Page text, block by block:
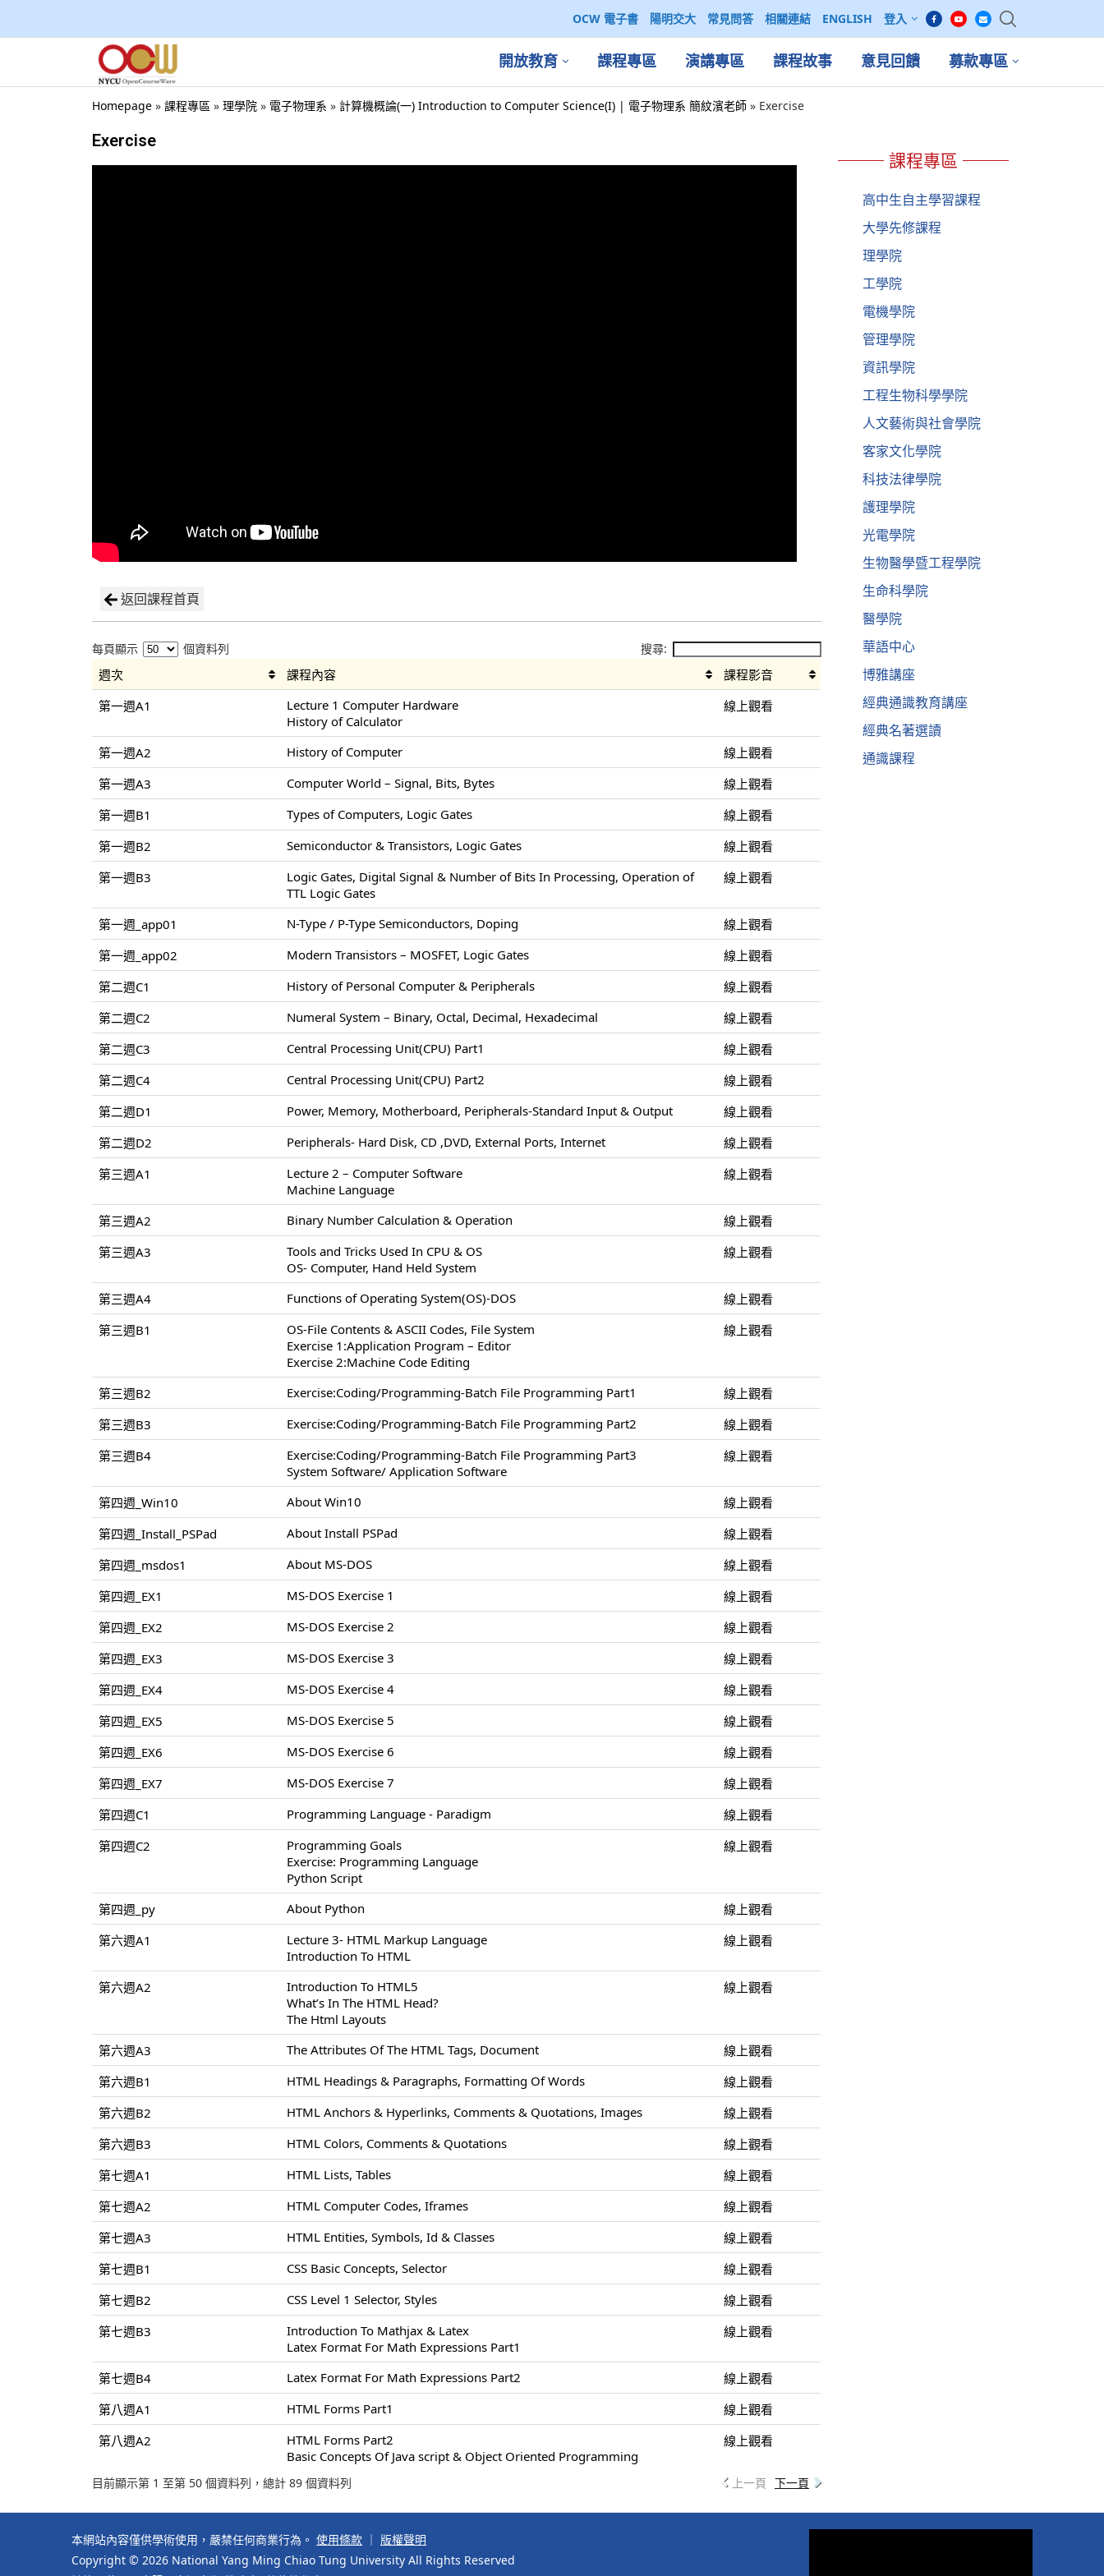
OCW 電子書 陽明交大 常見問答 相關連結 ENGLISH 登入
開放教育 課程專區 演講專區 課程故事 意見回饋 募款專區
Homepage » 課程專區 » 理學院 » 電子物理系 » 計算機概論(一) Introduction to Computer Science(I) | 電子物理系 簡紋濱老師 » Exercise
Exercise
返回課程首頁
每頁顯示 個資料列 搜尋:
週次 課程內容
課程影音
第一週A1
Lecture 1 Computer Hardware
History of Calculator
線上觀看
第一週A2 History of Computer
線上觀看
第一週A3
Computer World – Signal, Bits, Bytes
線上觀看
第一週B1
Types of Computers, Logic Gates
線上觀看
第一週B2
Semiconductor & Transistors, Logic Gates
線上觀看
第一週B3
Logic Gates, Digital Signal & Number of Bits In Processing, Operation of
TTL Logic Gates
線上觀看
第一週_app01 N-Type / P-Type Semiconductors, Doping
線上觀看
第一週_app02
Modern Transistors – MOSFET, Logic Gates
線上觀看
第二週C1
History of Personal Computer & Peripherals
線上觀看
第二週C2
Numeral System – Binary, Octal, Decimal, Hexadecimal
線上觀看
第二週C3
Central Processing Unit(CPU) Part1
線上觀看
第二週C4
Central Processing Unit(CPU) Part2
線上觀看
第二週D1
Power, Memory, Motherboard, Peripherals-Standard Input & Output
線上觀看
第二週D2
Peripherals- Hard Disk, CD ,DVD, External Ports, Internet
線上觀看
第三週A1
Lecture 2 – Computer Software
Machine Language
線上觀看
第三週A2 Binary Number Calculation & Operation
線上觀看
第三週A3
Tools and Tricks Used In CPU & OS
OS- Computer, Hand Held System
線上觀看
第三週A4 Functions of Operating System(OS)-DOS
線上觀看
第三週B1
OS-File Contents & ASCII Codes, File System
Exercise 1:Application Program – Editor
Exercise 2:Machine Code Editing
線上觀看
第三週B2 Exercise:Coding/Programming-Batch File Programming Part1
線上觀看
第三週B3
Exercise:Coding/Programming-Batch File Programming Part2
線上觀看
第三週B4
Exercise:Coding/Programming-Batch File Programming Part3
System Software/ Application Software
線上觀看
第四週_Win10 About Win10
線上觀看
第四週_Install_PSPad
About Install PSPad
線上觀看
第四週_msdos1
About MS-DOS
線上觀看
第四週_EX1
MS-DOS Exercise 1
線上觀看
第四週_EX2
MS-DOS Exercise 2
線上觀看
第四週_EX3
MS-DOS Exercise 3
線上觀看
第四週_EX4
MS-DOS Exercise 4
線上觀看
第四週_EX5
MS-DOS Exercise 5
線上觀看
第四週_EX6
MS-DOS Exercise 6
線上觀看
第四週_EX7
MS-DOS Exercise 7
線上觀看
第四週C1
Programming Language - Paradigm
線上觀看
第四週C2
Programming Goals
Exercise: Programming Language
Python Script
線上觀看
第四週_py About Python
線上觀看
第六週A1
Lecture 3- HTML Markup Language
Introduction To HTML
線上觀看
第六週A2
Introduction To HTML5
What’s In The HTML Head?
The Html Layouts
線上觀看
第六週A3 The Attributes Of The HTML Tags, Document
線上觀看
第六週B1
HTML Headings & Paragraphs, Formatting Of Words
線上觀看
第六週B2
HTML Anchors & Hyperlinks, Comments & Quotations, Images
線上觀看
第六週B3
HTML Colors, Comments & Quotations
線上觀看
第七週A1
HTML Lists, Tables
線上觀看
第七週A2
HTML Computer Codes, Iframes
線上觀看
第七週A3
HTML Entities, Symbols, Id & Classes
線上觀看
第七週B1
CSS Basic Concepts, Selector
線上觀看
第七週B2
CSS Level 1 Selector, Styles
線上觀看
第七週B3
Introduction To Mathjax & Latex
Latex Format For Math Expressions Part1
線上觀看
第七週B4 Latex Format For Math Expressions Part2
線上觀看
第八週A1
HTML Forms Part1
線上觀看
第八週A2
HTML Forms Part2
Basic Concepts Of Java script & Object Oriented Programming
線上觀看
目前顯示第 1 至第 50 個資料列，總計 89 個資料列 上一頁 下一頁
課程專區
高中生自主學習課程
大學先修課程
理學院
工學院
電機學院
管理學院
資訊學院
工程生物科學學院
人文藝術與社會學院
客家文化學院
科技法律學院
護理學院
光電學院
生物醫學暨工程學院
生命科學院
醫學院
華語中心
博雅講座
經典通識教育講座
經典名著選讀
通識課程
本網站內容僅供學術使用，嚴禁任何商業行為。 使用條款
版權聲明
Copyright © 2026 National Yang Ming Chiao Tung University All Rights Reserved